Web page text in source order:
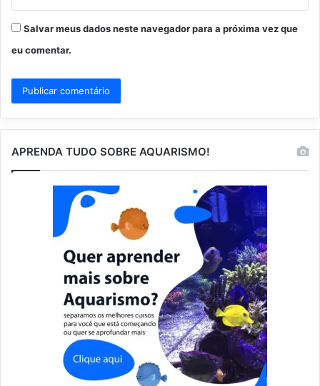
Salvar meus dados neste navegador para a próxima vez que
eu comentar.
APRENDA TUDO SOBRE AQUARISMO!